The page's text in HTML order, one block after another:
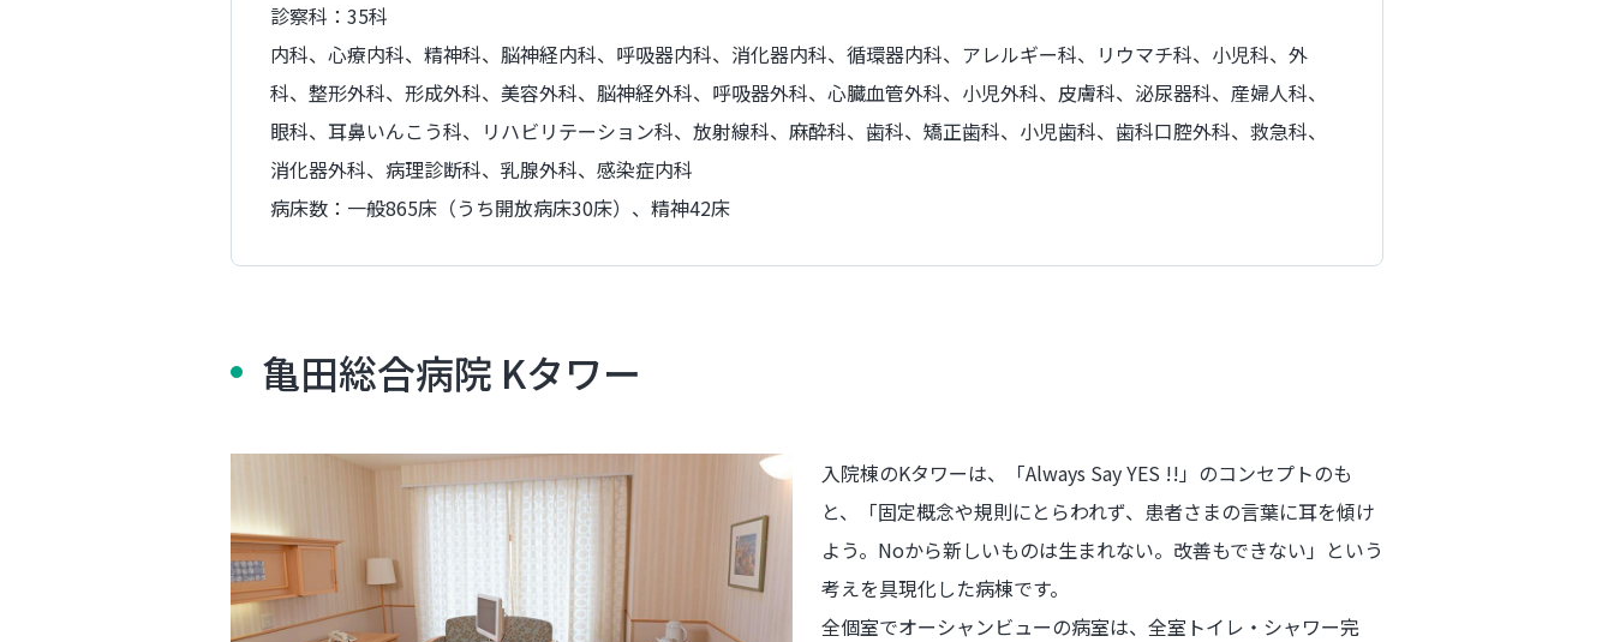
診察科：35科
内科、心療内科、精神科、脳神経内科、呼吸器内科、消化器内科、循環器内科、アレルギー科、リウマチ科、小児科、外
科、整形外科、形成外科、美容外科、脳神経外科、呼吸器外科、心臓血管外科、小児外科、皮膚科、泌尿器科、産婦人科、
眼科、耳鼻いんこう科、リハビリテーション科、放射線科、麻酔科、歯科、矯正歯科、小児歯科、歯科口腔外科、救急科、
消化器外科、病理診断科、乳腺外科、感染症内科
病床数：一般865床（うち開放病床30床）、精神42床
亀田総合病院 Kタワー
入院棟のKタワーは、「Always Say YES !!」のコンセプトのも
と、「固定概念や規則にとらわれず、患者さまの言葉に耳を傾け
よう。Noから新しいものは生まれない。改善もできない」という
考えを具現化した病棟です。
全個室でオーシャンビューの病室は、全室トイレ・シャワー完